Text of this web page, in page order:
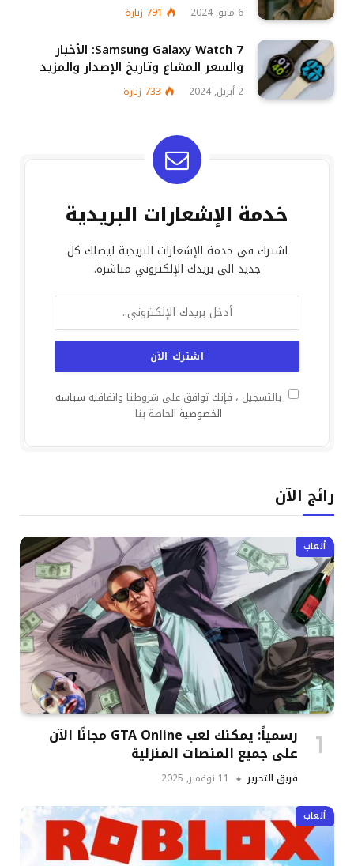
6 مايو, 2024 791 زيارة
Samsung Galaxy Watch 7: الأخبار
والسعر المشاع وتاريخ الإصدار والمزيد
2 أبريل, 2024 733 زيارة
خدمة الإشعارات البريدية
اشترك في خدمة الإشعارات البريدية ليصلك كل
جديد الى بريدك الإلكتروني مباشرة.
بالتسجيل ، فإنك توافق على شروطنا واتفاقية سياسة
الخصوصية الخاصة بنا.
رائج الآن
ألعاب
رسمياً: يمكنك لعب GTA Online مجانًا الآن
على جميع المنصات المنزلية
فريق التحرير 11 نوفمبر, 2025
ألعاب